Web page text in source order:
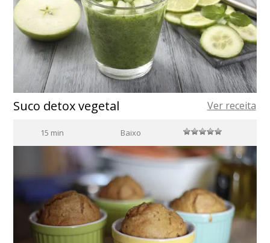
Suco detox vegetal Ver receita
15 min Baixo